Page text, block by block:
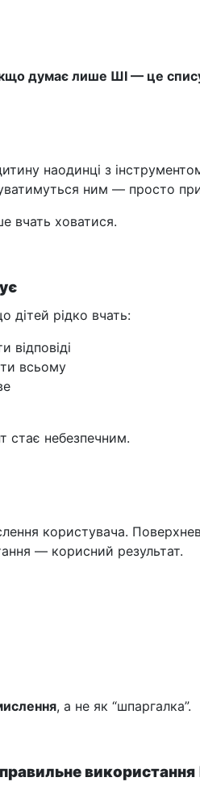
думає лише ШІ — це
наодинці з
ним — просто
вчать ховатися.
рідко вчать:
відповіді
всьому
стає небезпечним.
користувача.
— корисний результат.
, а не як “шпаргалка”.
використання